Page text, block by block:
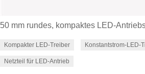
50 mm rundes, kompaktes LED-
Kompakter LED-Treiber Konstantstrom-LED-
Netzteil für LED-Antrieb